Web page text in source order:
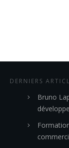
DERNIERS
Bruno